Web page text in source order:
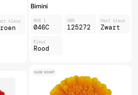
kleur
Bimini
RHS 1
046C
VBN
125272
Hart kleur
Zwart
Kleur
Rood
OUDE SOORT